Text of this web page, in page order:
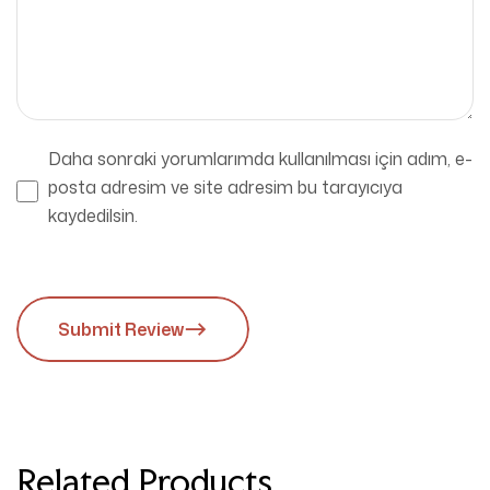
Daha sonraki yorumlarımda kullanılması için adım, e-
posta adresim ve site adresim bu tarayıcıya
kaydedilsin.
Submit Review